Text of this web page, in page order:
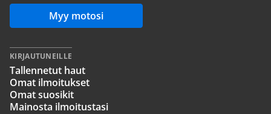
Myy motosi
KIRJAUTUNEILLE
Tallennetut haut
Omat ilmoitukset
Omat suosikit
Mainosta ilmoitustasi